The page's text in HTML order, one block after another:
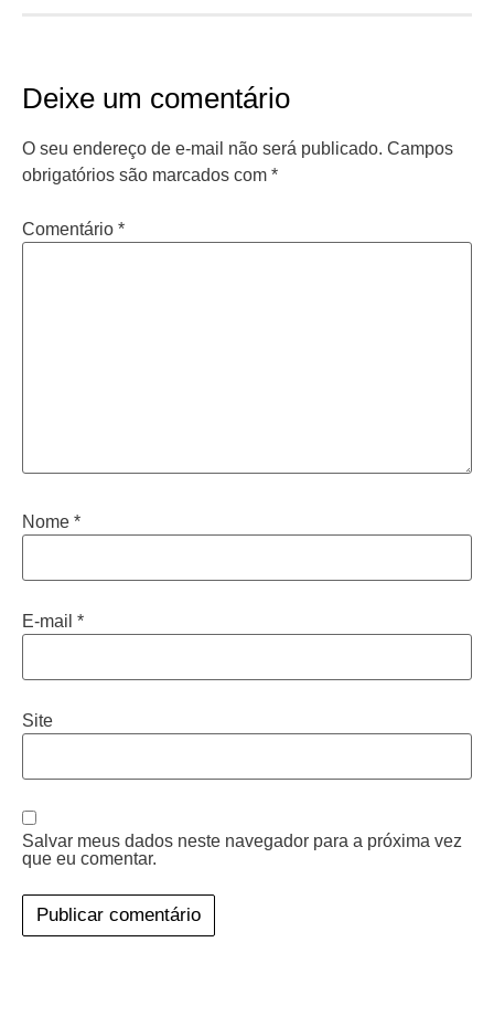
Deixe um comentário
O seu endereço de e-mail não será publicado. Campos
obrigatórios são marcados com *
Comentário *
Nome *
E-mail *
Site
Salvar meus dados neste navegador para a próxima vez
que eu comentar.